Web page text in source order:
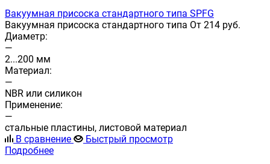
Вакуумная присоска стандартного типа SPFG
Вакуумная присоска стандартного типа От 214 руб.
Диаметр:
—
2...200 мм
Материал:
—
NBR или силикон
Применение:
—
стальные пластины, листовой материал
В сравнение
Быстрый просмотр
Подробнее